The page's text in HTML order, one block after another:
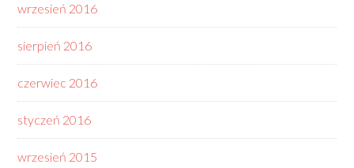
wrzesień 2016
sierpień 2016
czerwiec 2016
styczeń 2016
wrzesień 2015